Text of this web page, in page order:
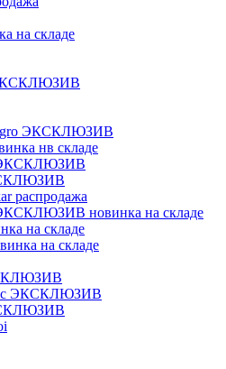
на складе
ЭКСКЛЮЗИВ
нв складе
ЭКСКЛЮЗИВ
распродажа
новинка на складе
на складе
на складе
ЭКСКЛЮЗИВ